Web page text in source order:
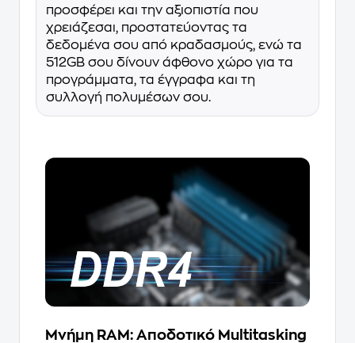
προσφέρει και την αξιοπιστία που
χρειάζεσαι, προστατεύοντας τα
δεδομένα σου από κραδασμούς, ενώ τα
512GB σου δίνουν άφθονο χώρο για τα
προγράμματα, τα έγγραφα και τη
συλλογή πολυμέσων σου.
Μνήμη RAM: Αποδοτικό Multitasking